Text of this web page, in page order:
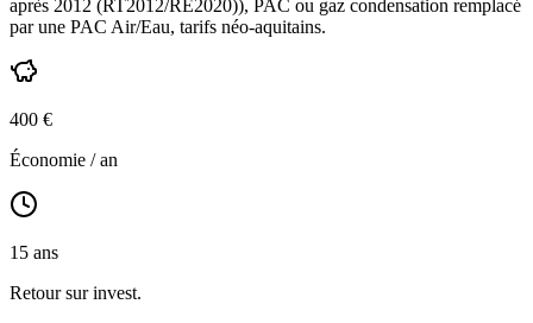
après 2012 (RT2012/RE2020)), PAC ou gaz condensation remplacé
par une PAC Air/Eau, tarifs néo-aquitains.
400 €
Économie / an
15 ans
Retour sur invest.